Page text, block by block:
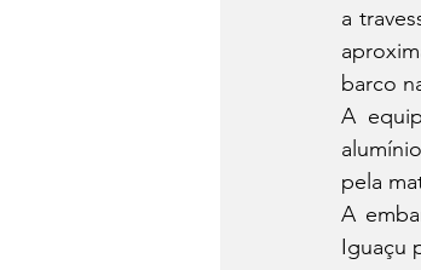
a
barco
A
pela
A
Iguaçu